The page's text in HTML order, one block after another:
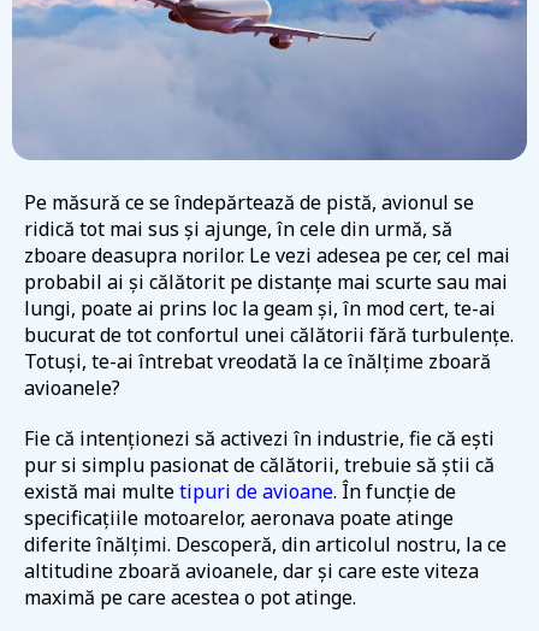
Pe măsură ce se îndepărtează de pistă, avionul se
ridică tot mai sus și ajunge, în cele din urmă, să
zboare deasupra norilor. Le vezi adesea pe cer, cel mai
probabil ai și călătorit pe distanțe mai scurte sau mai
lungi, poate ai prins loc la geam și, în mod cert, te-ai
bucurat de tot confortul unei călătorii fără turbulențe.
Totuși, te-ai întrebat vreodată la ce înălțime zboară
avioanele?
Fie că intenționezi să activezi în industrie, fie că ești
pur si simplu pasionat de călătorii, trebuie să știi că
există mai multetipuri de avioane. În funcție de
specificațiile motoarelor, aeronava poate atinge
diferite înălțimi. Descoperă, din articolul nostru, la ce
altitudine zboară avioanele, dar și care este viteza
maximă pe care acestea o pot atinge.